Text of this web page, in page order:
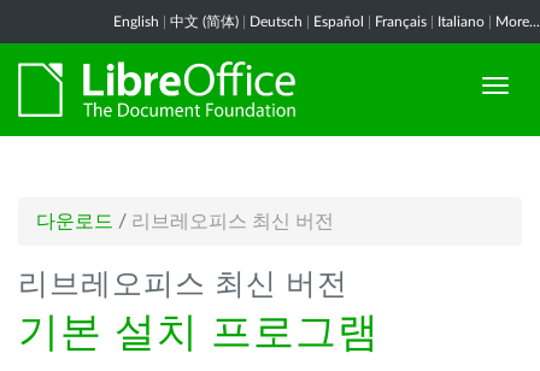
English 中文 (简体) Deutsch Español Français Italiano More...
다운로드 / 리브레오피스 최신 버전
리브레오피스 최신 버전
기본 설치 프로그램